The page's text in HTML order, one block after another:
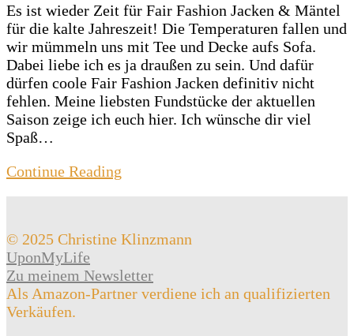
Es ist wieder Zeit für Fair Fashion Jacken & Mäntel
für die kalte Jahreszeit! Die Temperaturen fallen und
wir mümmeln uns mit Tee und Decke aufs Sofa.
Dabei liebe ich es ja draußen zu sein. Und dafür
dürfen coole Fair Fashion Jacken definitiv nicht
fehlen. Meine liebsten Fundstücke der aktuellen
Saison zeige ich euch hier. Ich wünsche dir viel
Spaß…
Continue Reading
© 2025 Christine Klinzmann
UponMyLife
Zu meinem Newsletter
Als Amazon-Partner verdiene ich an qualifizierten
Verkäufen.